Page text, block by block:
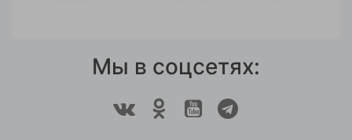
Мы в соцсетях: